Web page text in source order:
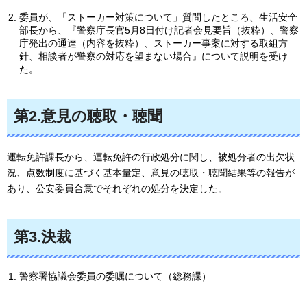
委員が、「ストーカー対策について」質問したところ、生活安全
部長から、『警察庁長官5月8日付け記者会見要旨（抜粋）、警察
庁発出の通達（内容を抜粋）、ストーカー事案に対する取組方
針、相談者が警察の対応を望まない場合』について説明を受け
た。
第2.意見の聴取・聴聞
運転免許課長から、運転免許の行政処分に関し、被処分者の出欠状
況、点数制度に基づく基本量定、意見の聴取・聴聞結果等の報告が
あり、公安委員合意でそれぞれの処分を決定した。
第3.決裁
警察署協議会委員の委嘱について（総務課）